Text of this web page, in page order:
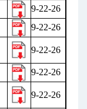
9-22-26
9-22-26
9-22-26
9-22-26
9-22-26